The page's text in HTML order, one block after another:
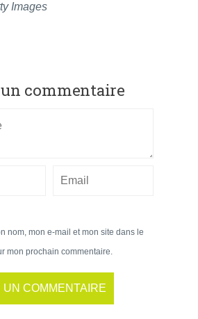
Images
commentaire
nom, mon e-mail et mon site dans le
mon prochain commentaire.